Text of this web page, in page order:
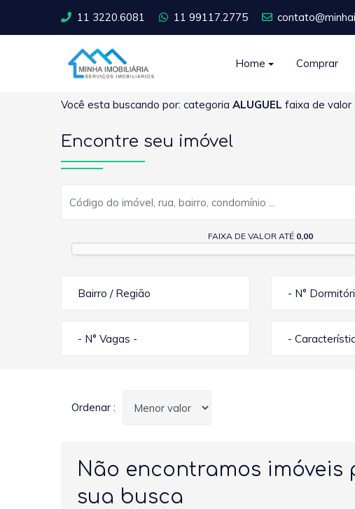
11 3220.6081 11 99117.2775
Home Comprar
Você esta buscando por: categoria ALUGUEL faixa de valor
Encontre seu imóvel
FAIXA DE VALOR ATÉ 0,00
Bairro / Região - N°
- N° Vagas - -
Ordenar :
Não encontramos imóveis
sua busca